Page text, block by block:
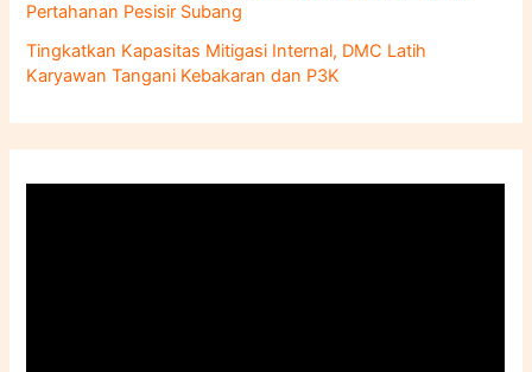
Pertahanan Pesisir Subang
Tingkatkan Kapasitas Mitigasi Internal, DMC Latih
Karyawan Tangani Kebakaran dan P3K